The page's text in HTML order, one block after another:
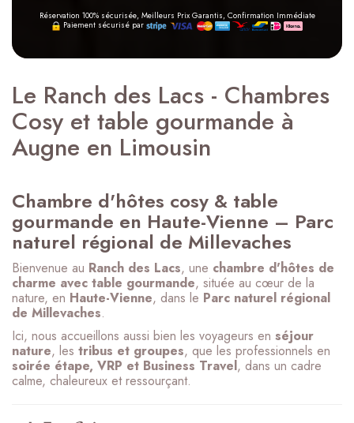
Réservation 100% sécurisée, Meilleurs Prix Garantis, Confirmation Immédiate
Paiement sécurisé par
Le Ranch des Lacs - Chambres
Cosy et table gourmande à
Augne en Limousin
Chambre d'hôtes cosy & table
gourmande en Haute-Vienne – Parc
naturel régional de Millevaches
Bienvenue au Ranch des Lacs, une chambre d'hôtes de
charme avec table gourmande, située au cœur de la
nature, en Haute-Vienne, dans le Parc naturel régional
de Millevaches.
Ici, nous accueillons aussi bien les voyageurs en séjour
nature, les tribus et groupes, que les professionnels en
soirée étape, VRP et Business Travel, dans un cadre
calme, chaleureux et ressourçant.